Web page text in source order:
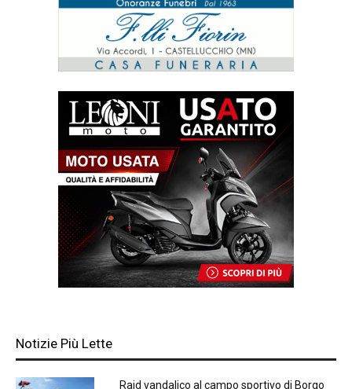
Notizie Più Lette
Raid vandalico al campo sportivo di Borgo